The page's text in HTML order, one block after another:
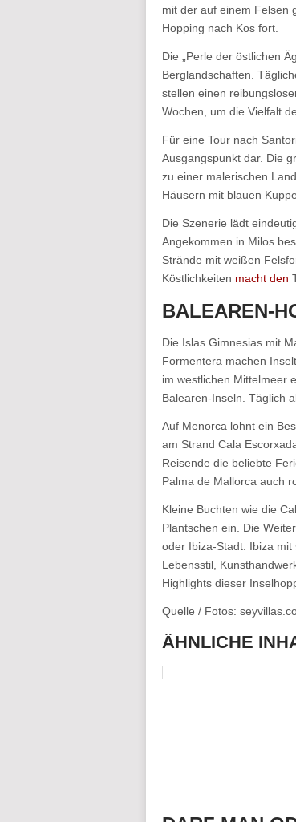
mit der auf einem Felsen
Hopping nach Kos fort.
Die „Perle der östlichen
Berglandschaften.
stellen einen
Wochen, um die Vielfalt
Für eine Tour nach
Ausgangspunkt dar. Die
zu einer malerischen
Häusern mit blauen
Die Szenerie lädt
Angekommen in Milos
Strände mit weißen
Köstlichkeiten macht den
BALEAREN-
Die Islas Gimnesias mit
Formentera machen
im westlichen Mittelmeer
Balearen-Inseln. Täglich
Auf Menorca lohnt ein
am Strand Cala
Reisende die beliebte
Palma de Mallorca auch
Kleine Buchten wie die
Plantschen ein. Die
oder Ibiza-Stadt. Ibiza
Lebensstil,
Highlights dieser
Quelle / Fotos:
ÄHNLICHE